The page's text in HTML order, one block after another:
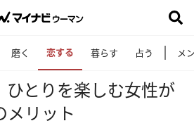
磨く 恋する 暮らす 占う メ
ひとりを楽しむ女性が
メリット